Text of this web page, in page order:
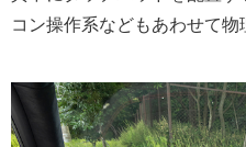
コン操作系などもあわせて物